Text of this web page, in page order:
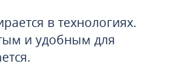
в технологиях.
и удобным для